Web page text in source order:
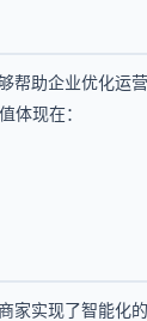
帮助企业优化运
体现在：
家实现了智能化